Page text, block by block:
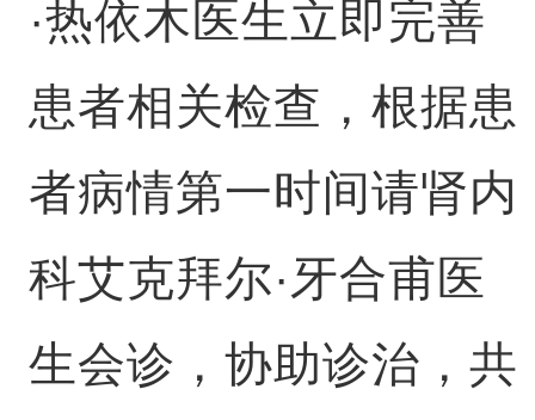
·热依木医生立即完善
患者相关检查，根据患
者病情第一时间请肾内
科艾克拜尔·牙合甫医
生会诊，协助诊治，共